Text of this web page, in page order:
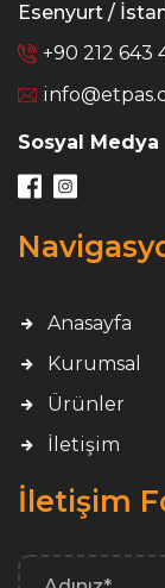
Esenyurt /
+90 212 643
Sosyal Medya
Anasayfa
Kurumsal
Ürünler
İletişim
İletişim